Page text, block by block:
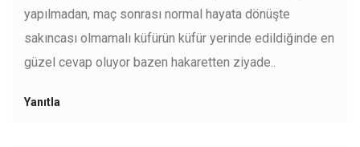
yapılmadan, maç sonrası normal hayata dönüşte
sakıncası olmamalı küfürün küfür yerinde edildiğinde en
güzel cevap oluyor bazen hakaretten ziyade..
Yanıtla